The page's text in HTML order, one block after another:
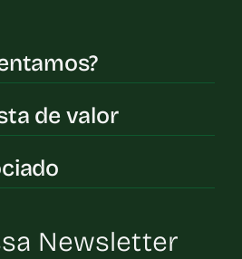
de valor
Newsletter